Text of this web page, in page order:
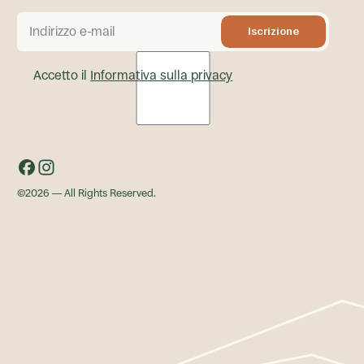
IscrizioneIscrizione
Accetto il Informativa sulla privacy
instagram
©2026 — All Rights Reserved.